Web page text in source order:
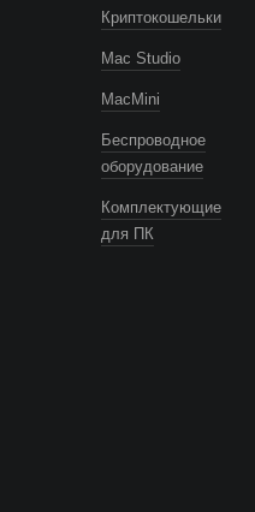
Криптокошельки
Mac Studio
MacMini
Беспроводное
оборудование
Комплектующие
для ПК